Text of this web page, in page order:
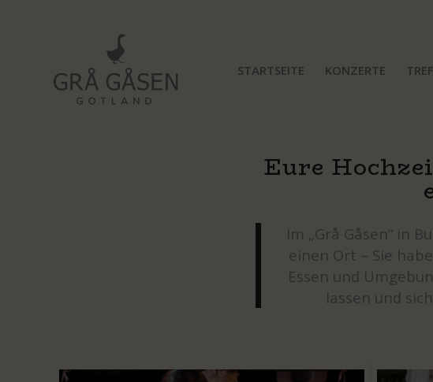
STARTSEITE KONZERTE
Eure
Im „Grå Gåsen“ in
einen Ort – Sie
Essen und
lassen und